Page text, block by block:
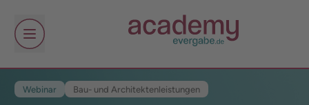
Webinar Bau- und Architektenleistungen